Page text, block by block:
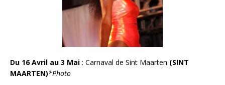
Du 16 Avril au 3 Mai : Carnaval de Sint Maarten (SINT
MAARTEN)*Photo